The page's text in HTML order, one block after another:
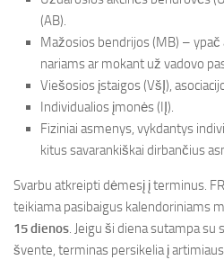
(AB).
Mažosios bendrijos (MB) –
nariams ar mokant už vadovo
Viešosios įstaigos (VšĮ),
Individualios įmonės (IĮ).
Fiziniai asmenys, vykdantys
kitus savarankiškai dirbančius
Svarbu atkreipti dėmesį į terminus.
teikiama pasibaigus kalendoriniams
15 dienos. Jeigu ši diena sutampa su
švente, terminas persikelia į